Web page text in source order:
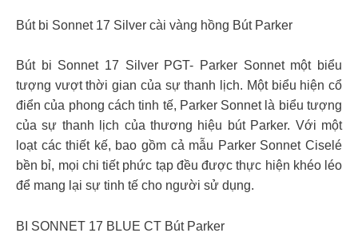
Bút bi Sonnet 17 Silver cài vàng hồng Bút Parker
Bút bi Sonnet 17 Silver PGT- Parker Sonnet một biểu
tượng vượt thời gian của sự thanh lịch. Một biểu hiện cổ
điển của phong cách tinh tế, Parker Sonnet là biểu tượng
của sự thanh lịch của thương hiệu bút Parker. Với một
loạt các thiết kế, bao gồm cả mẫu Parker Sonnet Ciselé
bền bỉ, mọi chi tiết phức tạp đều được thực hiện khéo léo
để mang lại sự tinh tế cho người sử dụng.
BI SONNET 17 BLUE CT Bút Parker